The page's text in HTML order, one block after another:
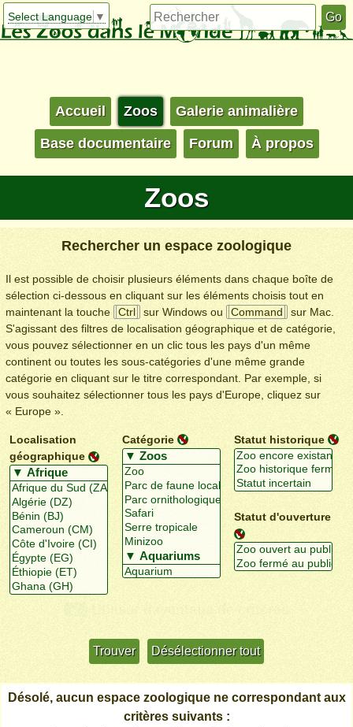
Select Language ▼
Accueil Zoos Galerie animalière
Base documentaire Forum À propos
Zoos
Rechercher un espace zoologique
Il est possible de choisir plusieurs éléments dans chaque boîte de
sélection ci-dessous en cliquant sur les éléments choisis tout en
maintenant la touche
Ctrl sur Windows ou Command
sur Mac.
S'agissant des filtres de localisation géographique et de catégorie,
vous pouvez sélectionner en un clic tous les pays d'un même
continent ou toutes les sous-catégories d'une même grande
catégorie en cliquant sur le titre correspondant. Par exemple, si
vous souhaitez sélectionner tous les pays d'Europe, cliquez sur
« Europe ».
Localisation
géographique
Catégorie Statut historique
Statut d'ouverture
Désolé, aucun espace zoologique ne correspondant aux
critères suivants :